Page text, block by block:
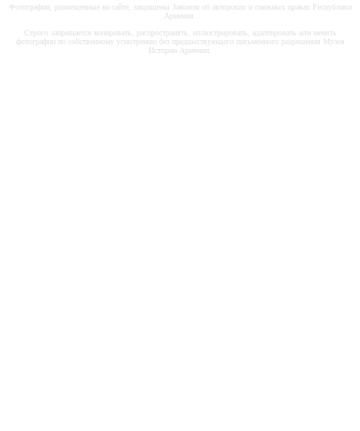
Фотографии, размещенные на сайте, защищены Законом об авторских и смежных правах Республики
Армения.
Строго запрещается копировать, распространять, иллюстрировать, адаптировать или менять
фотографии по собственному усмотрению без предшествующего письменного разрешения Музея
Истории Армении.